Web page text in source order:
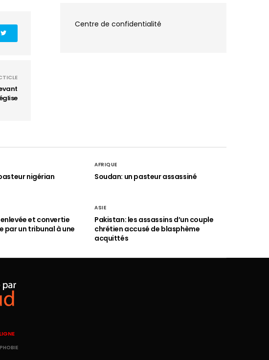
Centre de confidentialité
nigérian
AFRIQUE
Soudan: un pasteur assassiné
et convertie
par un tribunal à une
ASIE
Pakistan: les assassins d’un couple
chrétien accusé de blasphème
acquittés